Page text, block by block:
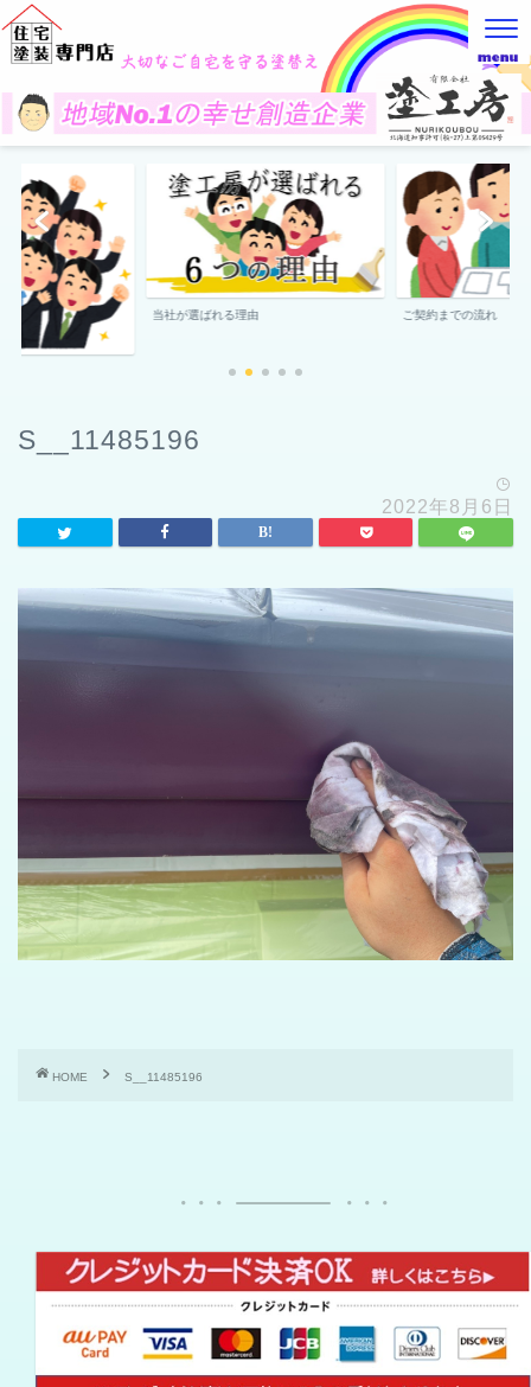
当社が選ばれる理由 ご契約までの流れ
S__11485196
2022年8月6日
HOME S__11485196